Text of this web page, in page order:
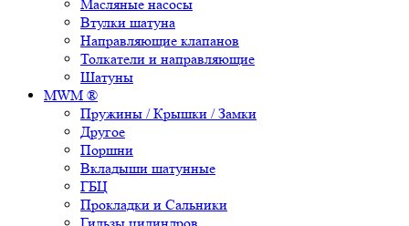
Масляные насосы
Втулки шатуна
Направляющие клапанов
Толкатели и направляющие
Шатуны
MWM ®
Пружины / Крышки / Замки
Другое
Поршни
Вкладыши шатунные
ГБЦ
Прокладки и Сальники